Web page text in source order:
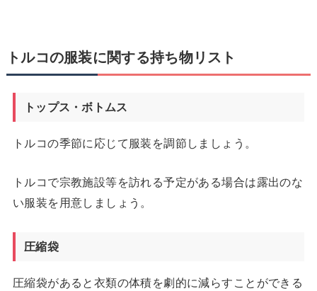
トルコの服装に関する持ち物リスト
トップス・ボトムス
トルコの季節に応じて服装を調節しましょう。
トルコで宗教施設等を訪れる予定がある場合は露出のな
い服装を用意しましょう。
圧縮袋
圧縮袋があると衣類の体積を劇的に減らすことができる